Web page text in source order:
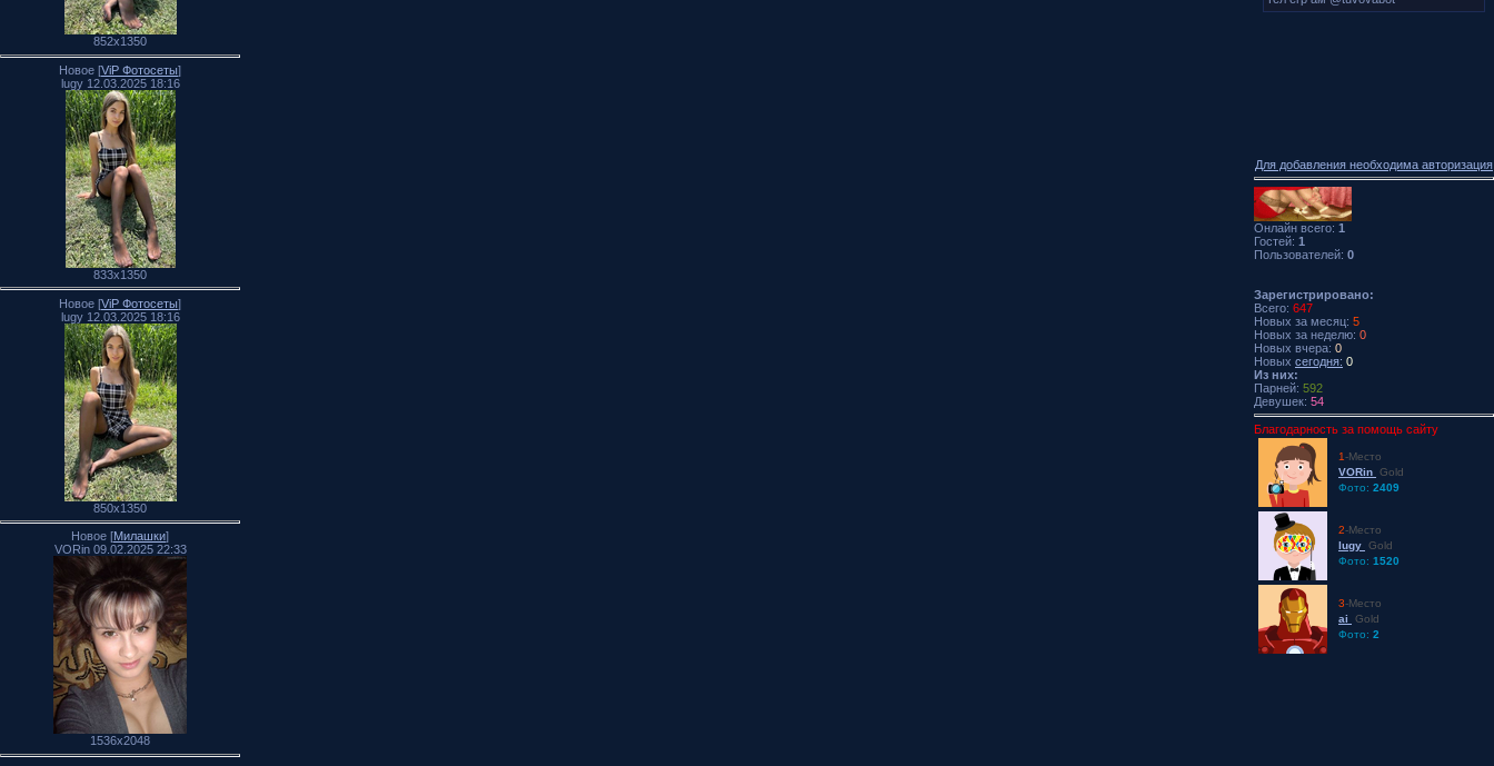
852x1350
Новое [ViP Фотосеты]
lugy 12.03.2025 18:16
833x1350
Новое [ViP Фотосеты]
lugy 12.03.2025 18:16
850x1350
Новое [Милашки]
VORin 09.02.2025 22:33
1536x2048
Для добавления необходима авторизация
Онлайн всего: 1
Гостей: 1
Пользователей: 0
Зарегистрировано:
Всего: 647
Новых за месяц: 5
Новых за неделю: 0
Новых вчера: 0
Новых сегодня: 0
Из них:
Парней: 592
Девушек: 54
Благодарность за помощь сайту
1-Место
VORin Gold
Фото: 2409
2-Место
lugy Gold
Фото: 1520
3-Место
ai
Gold
Фото: 2